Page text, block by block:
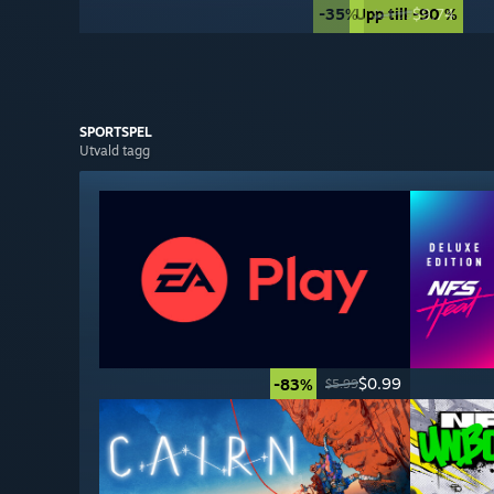
Upp till -90 %
-35% $14.99$9.74
SPORT­SPEL
Utvald tagg
-83% $5.99$0.99